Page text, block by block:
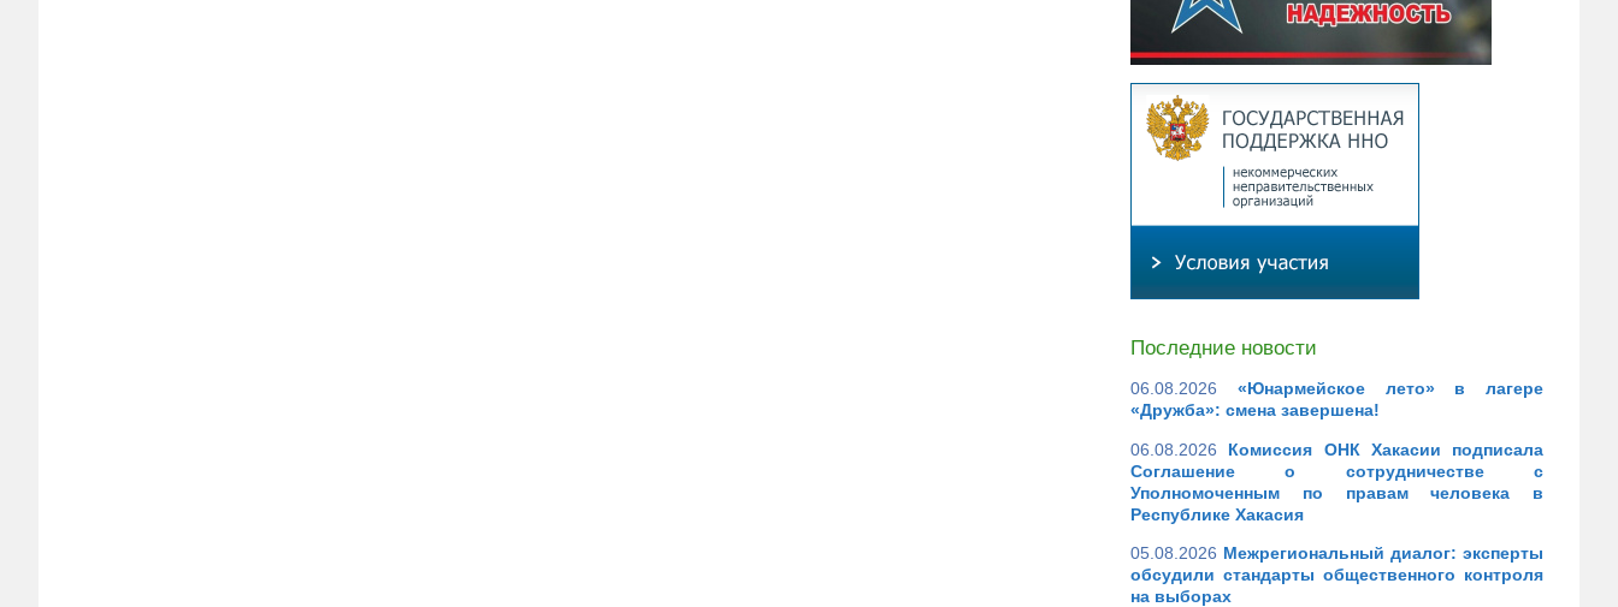
Последние новости
06.08.2026
«Юнармейское лето» в лагере
«Дружба»: смена завершена!
06.08.2026
Комиссия ОНК Хакасии подписала
Соглашение о сотрудничестве с
Уполномоченным по правам человека в
Республике Хакасия
05.08.2026 Межрегиональный диалог: эксперты
обсудили стандарты общественного контроля
на выборах